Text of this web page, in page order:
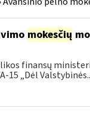
mokesčių
finansų
15 „Dėl